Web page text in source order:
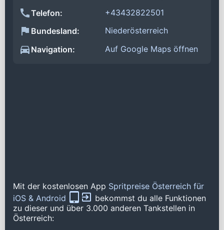
Telefon:
+43432822501
Bundesland:
Niederösterreich
Navigation:
Auf Google Maps öffnen
Mit der kostenlosen App Spritpreise Österreich für
iOS & Android
bekommst du alle Funktionen
zu dieser und über 3.000 anderen Tankstellen in
Österreich: